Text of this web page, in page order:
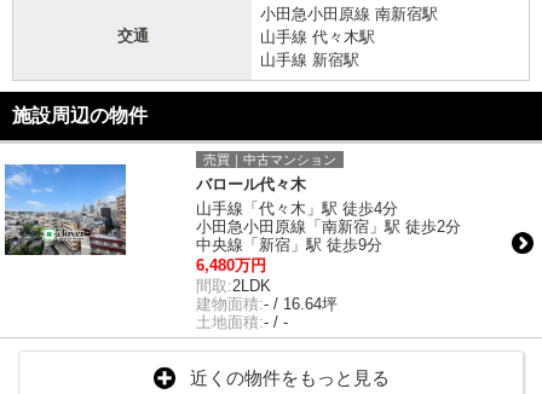
交通
小田急小田原線 南新宿駅
山手線 代々木駅
山手線 新宿駅
施設周辺の物件
売買｜中古マンション
バロール代々木
山手線「代々木」駅 徒歩4分
小田急小田原線「南新宿」駅 徒歩2分
中央線「新宿」駅 徒歩9分
6,480万円
間取:2LDK
建物面積:- / 16.64坪
土地面積:- / -
近くの物件をもっと見る